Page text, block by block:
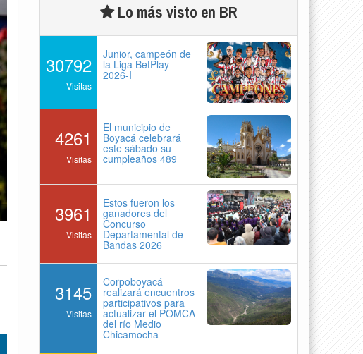
Lo más visto en BR
30792
Visitas
Junior, campeón de
la Liga BetPlay
2026-I
4261
Visitas
El municipio de
Boyacá celebrará
este sábado su
cumpleaños 489
3961
Visitas
Estos fueron los
ganadores del
Concurso
Departamental de
Bandas 2026
3145
Visitas
Corpoboyacá
realizará encuentros
participativos para
actualizar el POMCA
del río Medio
Chicamocha